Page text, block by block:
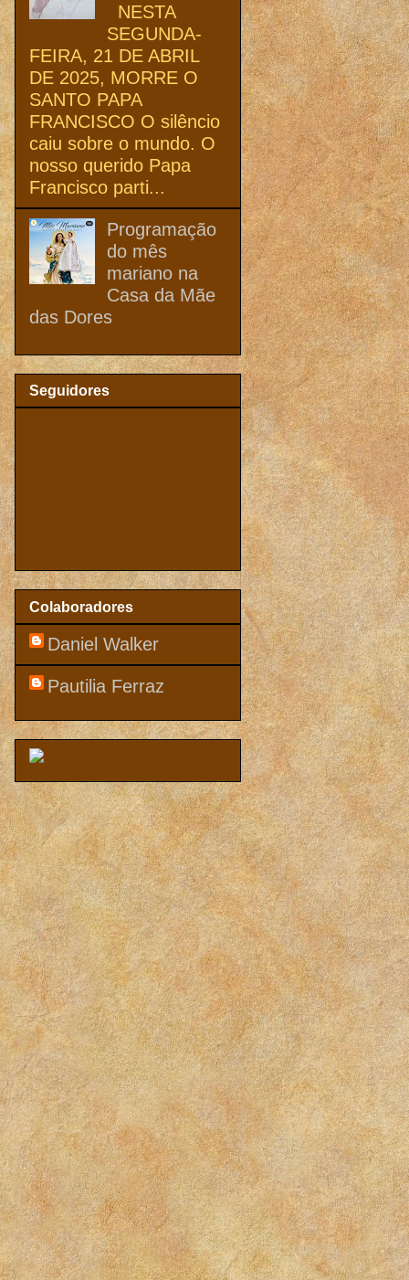
NESTA
SEGUNDA-
FEIRA, 21 DE ABRIL
DE 2025, MORRE O
SANTO PAPA
FRANCISCO O silêncio
caiu sobre o mundo. O
nosso querido Papa
Francisco parti...
Programação
do mês
mariano na
Casa da Mãe
das Dores
Seguidores
Colaboradores
Daniel Walker
Pautilia Ferraz